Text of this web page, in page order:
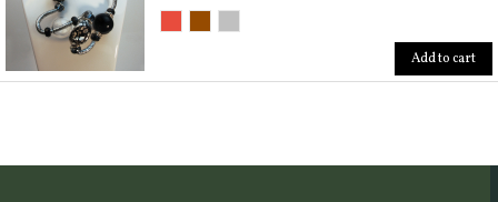
Add to cart